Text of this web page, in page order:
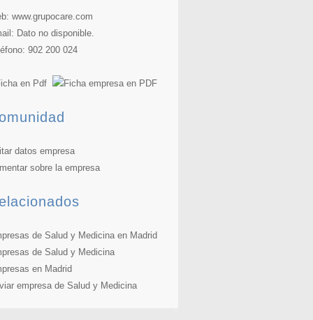
www.grupocare.com
Dato no disponible.
902 200 024
en Pdf
datos empresa
sobre la empresa
de Salud y Medicina en Madrid
de Salud y Medicina
en Madrid
empresa de Salud y Medicina